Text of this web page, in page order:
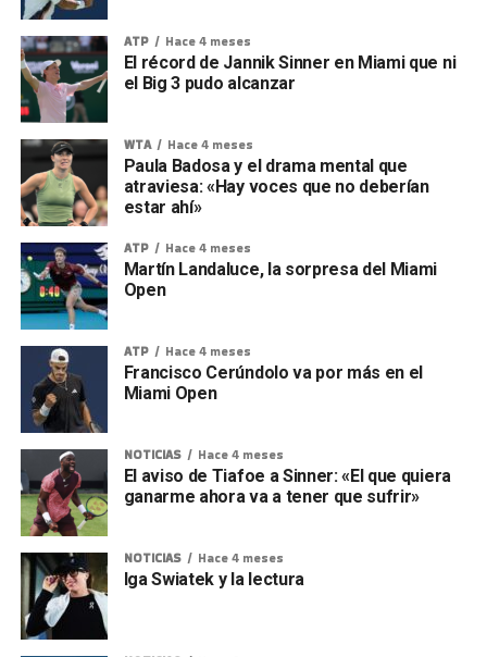
ATP Hace 4 meses
El récord de Jannik Sinner en Miami que ni
el Big 3 pudo alcanzar
WTA Hace 4 meses
Paula Badosa y el drama mental que
atraviesa: «Hay voces que no deberían
estar ahí»
ATP Hace 4 meses
Martín Landaluce, la sorpresa del Miami
Open
ATP Hace 4 meses
Francisco Cerúndolo va por más en el
Miami Open
NOTICIAS Hace 4 meses
El aviso de Tiafoe a Sinner: «El que quiera
ganarme ahora va a tener que sufrir»
NOTICIAS Hace 4 meses
Iga Swiatek y la lectura